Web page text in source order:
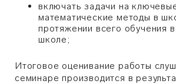
включать задачи на
математические методы в
протяжении всего обучения
школе;
Итоговое оценивание работы
семинаре производится в